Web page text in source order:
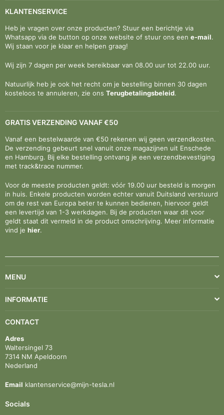
KLANTENSERVICE
Heb je vragen over onze producten? Stuur een berichtje via
Whatsapp via de button op onze website of stuur ons een e-mail.
Wij staan voor je klaar en helpen graag!
Wij zijn 7 dagen per week bereikbaar van 08.00 uur tot 22.00 uur.
Natuurlijk heb je ook het recht om je bestelling binnen 30 dagen
kosteloos te annuleren, zie ons Terugbetalingsbeleid.
GRATIS VERZENDING VANAF €50
Vanaf een bestelwaarde van €50 rekenen wij geen verzendkosten.
De verzending gebeurt snel vanuit onze magazijnen uit Enschede
en Hamburg. Bij elke bestelling ontvang je een verzendbevestiging
met track&trace nummer.
Voor de meeste producten geldt: vóór 19.00 uur besteld is morgen
in huis. Enkele producten worden echter vanuit Duitsland verstuurd
om de rest van Europa beter te kunnen bedienen, hiervoor geldt
een levertijd van 1-3 werkdagen. Bij de producten waar dit voor
geldt staat dit vermeld in de product omschrijving. Meer informatie
vind je hier.
MENU
INFORMATIE
CONTACT
Adres
Waltersingel 73
7314 NM Apeldoorn
Nederland
Email klantenservice@mijn-tesla.nl
Socials